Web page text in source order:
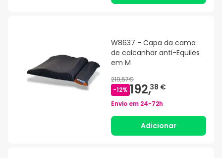
W8637 - Capa da cama
de calcanhar anti-Equiles
em M
219,57€
-12% 192,38 €
Envio em 24-72h
Adicionar